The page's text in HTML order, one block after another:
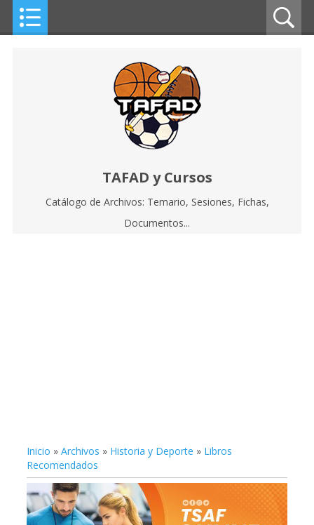
TAFAD y Cursos
Catálogo de Archivos: Temario, Sesiones, Fichas,
Documentos...
Inicio » Archivos » Historia y Deporte » Libros
Recomendados